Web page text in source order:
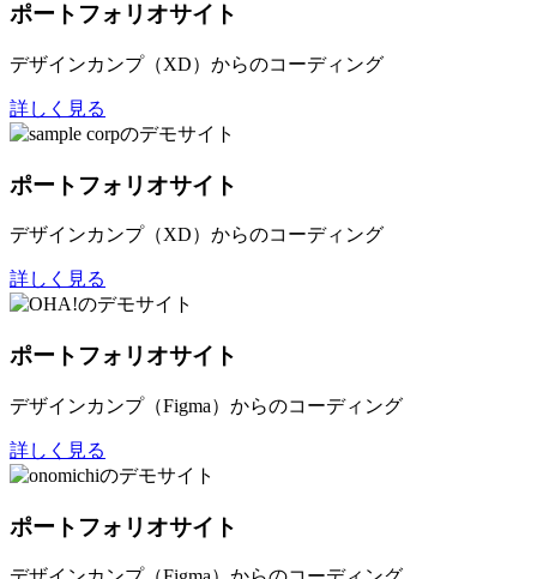
ポートフォリオサイト
デザインカンプ（XD）からのコーディング
詳しく見る
ポートフォリオサイト
デザインカンプ（XD）からのコーディング
詳しく見る
ポートフォリオサイト
デザインカンプ（Figma）からのコーディング
詳しく見る
ポートフォリオサイト